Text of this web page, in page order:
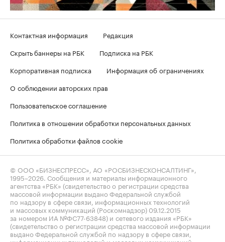
Контактная информация
Редакция
Скрыть баннеры на РБК
Подписка на РБК
Корпоративная подписка
Информация об ограничениях
О соблюдении авторских прав
Пользовательское соглашение
Политика в отношении обработки персональных данных
Политика обработки файлов cookie
© ООО «БИЗНЕСПРЕСС», АО «РОСБИЗНЕСКОНСАЛТИНГ»,
1995–2026 . Сообщения и материалы информационного
агентства «РБК» (свидетельство о регистрации средства
массовой информации выдано Федеральной службой
по надзору в сфере связи, информационных технологий
и массовых коммуникаций (Роскомнадзор) 09.12.2015
за номером ИА №ФС77-63848) и сетевого издания «РБК»
(свидетельство о регистрации средства массовой информации
выдано Федеральной службой по надзору в сфере связи,